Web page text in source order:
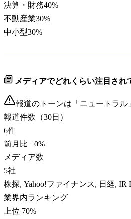
決算・財務40%
不動産業30%
中小型30%
メディアでどれくらい注目され
報道のトーンは「 ニュートラル 」
報道件数（30日）
6件
前月比 +0%
メディア数
5社
株探, Yahoo!ファイナンス, 日経, IR
業界内ランキング
上位 70%